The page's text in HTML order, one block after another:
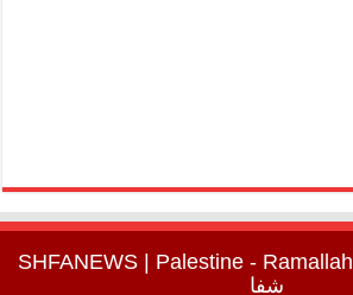
SHFANEWS | Palestine - Ramallah
شفا